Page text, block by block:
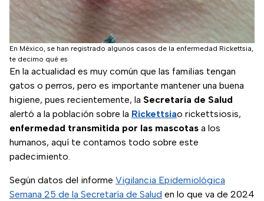
En México, se han registrado algunos casos de la enfermedad Rickettsia,
te decimo qué es
En la actualidad es muy común que las familias tengan
gatos o perros, pero es importante mantener una buena
higiene, pues recientemente, la Secretaría de Salud
alertó a la población sobre la Rickettsiao rickettsiosis,
enfermedad transmitida por las mascotas a los
humanos, aquí te contamos todo sobre este
padecimiento.
Según datos del informe Vigilancia Epidemiológica
Semana 25 de la Secretaría de Salud en lo que va de 2024